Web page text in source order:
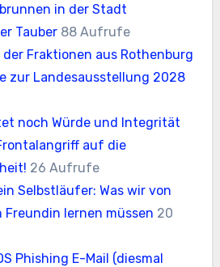
in der Stadt
Tauber 88 Aufrufe
Fraktionen aus Rothenburg
zur Landesausstellung 2028
noch Würde und Integrität
auf die
26 Aufrufe
Selbstläufer: Was wir von
Freundin lernen müssen 20
Phishing E-Mail (diesmal